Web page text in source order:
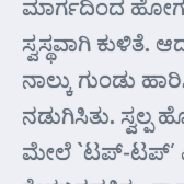
ಮಾರ್ಗದಿಂದ
ಸ್ವಸ್ಥವಾಗಿ ಕುಳಿತೆ.
ನಾಲ್ಕು ಗುಂಡು
ನಡುಗಿಸಿತು. ಸ್ವಲ್ಪ
ಮೇಲೆ `ಟಪ್-ಟಪ್’